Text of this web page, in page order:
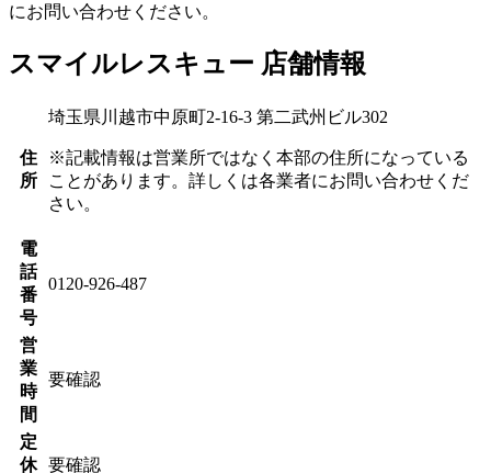
にお問い合わせください。
スマイルレスキュー 店舗情報
住
所
埼玉県川越市中原町2-16-3 第二武州ビル302
※記載情報は営業所ではなく本部の住所になっている
ことがあります。詳しくは各業者にお問い合わせくだ
さい。
電
話
番
号
0120-926-487
営
業
時
間
要確認
定
休
要確認